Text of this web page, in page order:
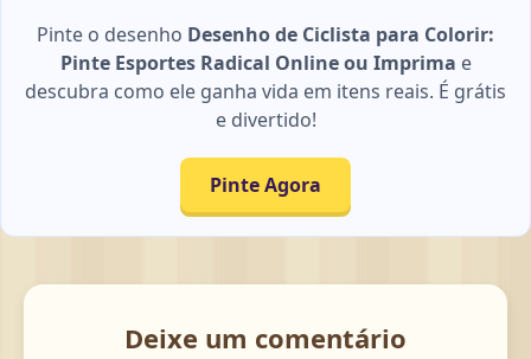
Pinte o desenho Desenho de Ciclista para Colorir:
Pinte Esportes Radical Online ou Imprima e
descubra como ele ganha vida em itens reais. É grátis
e divertido!
Pinte Agora
Deixe um comentário